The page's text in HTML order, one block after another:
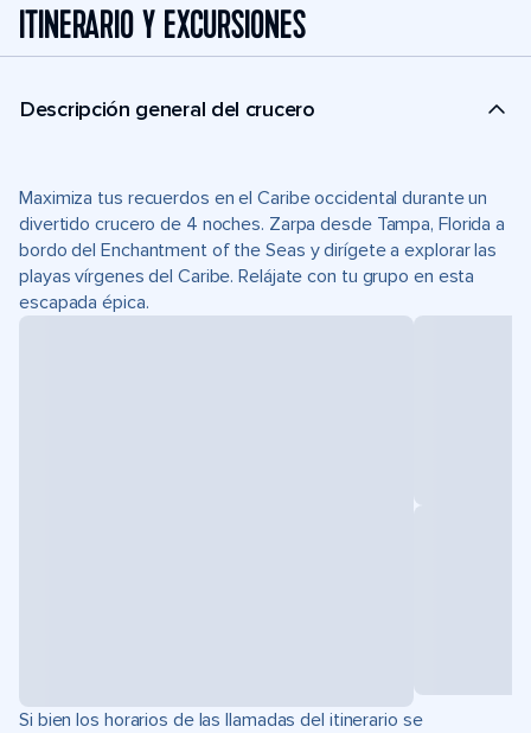
ITINERARIO Y EXCURSIONES
Descripción general del crucero
Maximiza tus recuerdos en el Caribe occidental durante un
divertido crucero de 4 noches. Zarpa desde Tampa, Florida a
bordo del Enchantment of the Seas y dirígete a explorar las
playas vírgenes del Caribe. Relájate con tu grupo en esta
escapada épica.
Si bien los horarios de las llamadas del itinerario se